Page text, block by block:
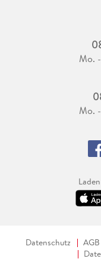
Mo.
Mo.
Datenschutz AGB